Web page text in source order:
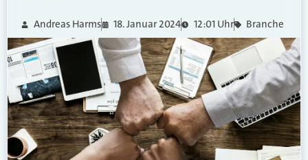
Andreas Harms 18. Januar 2024 12:01 Uhr Branche